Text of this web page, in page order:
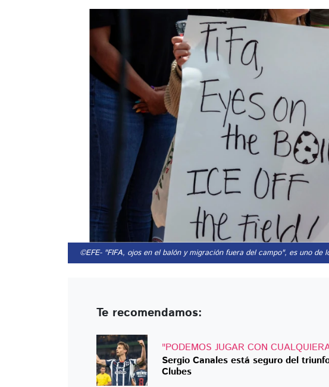
©EFE- "FIFA, ojos en el balón y migración fuera del campo", es uno de
Te recomendamos:
"PODEMOS JUGAR CON
Sergio Canales está seguro del
Clubes